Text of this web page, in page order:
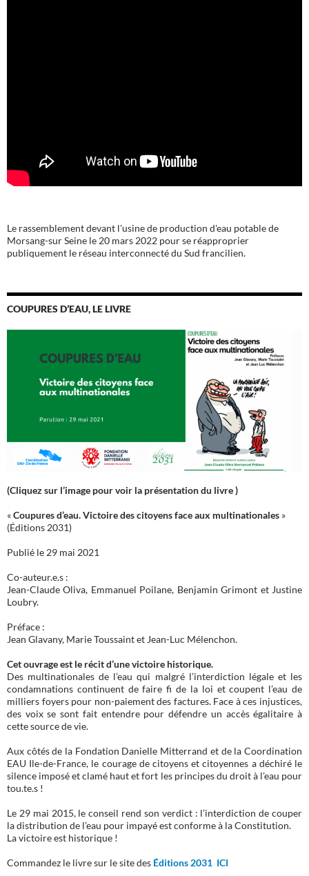
Le rassemblement devant l'usine de production d'eau potable de
Morsang-sur Seine le 20 mars 2022 pour se réapproprier
publiquement le réseau interconnecté du Sud francilien.
COUPURES D’EAU, LE LIVRE
(Cliquez sur l’image pour voir la présentation du livre )
«Coupures d’eau. Victoire des citoyens face aux multinationales »
(Éditions 2031)
Publié le 29 mai 2021
Co-auteur.e.s :
Jean-Claude Oliva, Emmanuel Poilane, Benjamin Grimont et Justine
Loubry.
Préface :
Jean Glavany, Marie Toussaint et Jean-Luc Mélenchon.
Cet ouvrage est le récit d’une victoire historique.
Des multinationales de l’eau qui malgré l’interdiction légale et les
condamnations continuent de faire fi de la loi et coupent l’eau de
milliers foyers pour non-paiement des factures. Face à ces injustices,
des voix se sont fait entendre pour défendre un accès égalitaire à
cette source de vie.
Aux côtés de la Fondation Danielle Mitterrand et de la Coordination
EAU Ile-de-France, le courage de citoyens et citoyennes a déchiré le
silence imposé et clamé haut et fort les principes du droit à l’eau pour
tou.te.s !
Le 29 mai 2015, le conseil rend son verdict : l’interdiction de couper
la distribution de l’eau pour impayé est conforme à la Constitution.
La victoire est historique !
Commandez le livre sur le site des Éditions 2031 ICI